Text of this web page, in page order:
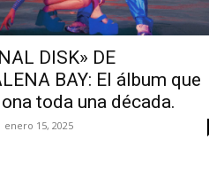
a nuestra
parte de la
suscribirse, simplemente
a continuación. No
está segura con
DISK» DE
BAY: El álbum que
toda una década.
enero 15, 2025